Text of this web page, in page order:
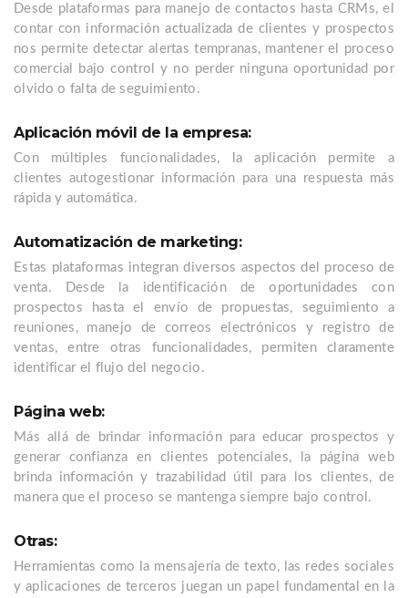
Desde plataformas para manejo de contactos hasta CRMs, el
contar con información actualizada de clientes y prospectos
nos permite detectar alertas tempranas, mantener el proceso
comercial bajo control y no perder ninguna oportunidad por
olvido o falta de seguimiento.
Aplicación móvil de la empresa:
Con múltiples funcionalidades, la aplicación permite a
clientes autogestionar información para una respuesta más
rápida y automática.
Automatización de marketing:
Estas plataformas integran diversos aspectos del proceso de
venta. Desde la identificación de oportunidades con
prospectos hasta el envío de propuestas, seguimiento a
reuniones, manejo de correos electrónicos y registro de
ventas, entre otras funcionalidades, permiten claramente
identificar el flujo del negocio.
Página web:
Más allá de brindar información para educar prospectos y
generar confianza en clientes potenciales, la página web
brinda información y trazabilidad útil para los clientes, de
manera que el proceso se mantenga siempre bajo control.
Otras:
Herramientas como la mensajería de texto, las redes sociales
y aplicaciones de terceros juegan un papel fundamental en la